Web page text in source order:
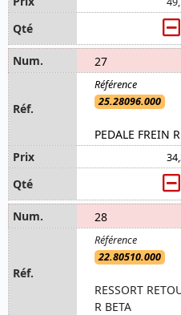
27
25.28096.000
PEDALE FREIN
28
22.80510.000
RESSORT
R BETA